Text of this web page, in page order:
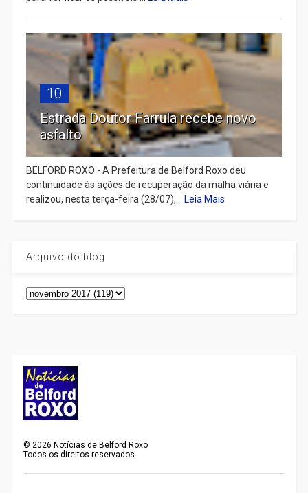
10
Estrada Doutor Farrula recebe novo
asfalto
BELFORD ROXO - A Prefeitura de Belford Roxo deu
continuidade às ações de recuperação da malha viária e
realizou, nesta terça-feira (28/07),...
Leia Mais
Arquivo do blog
©2026 Notícias de Belford Roxo
Todos os direitos reservados.